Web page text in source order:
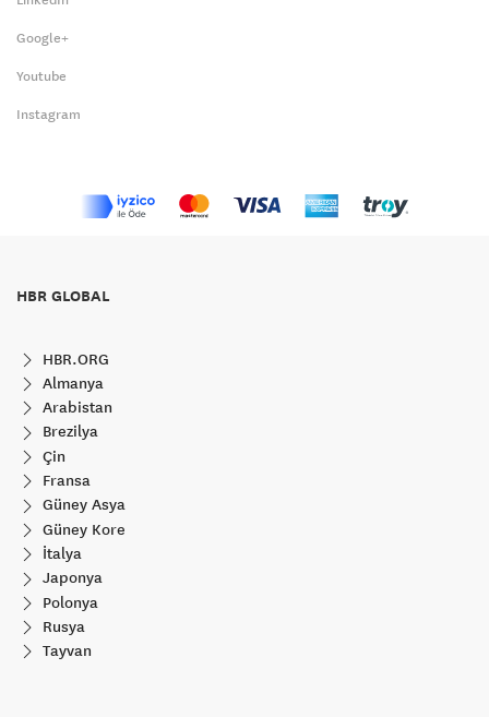
Google+
Youtube
Instagram
HBR GLOBAL
HBR.ORG
Almanya
Arabistan
Brezilya
Çin
Fransa
Güney Asya
Güney Kore
İtalya
Japonya
Polonya
Rusya
Tayvan